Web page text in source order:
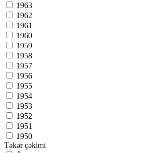
1963
1962
1961
1960
1959
1958
1957
1956
1955
1954
1953
1952
1951
1950
Təkər çəkimi